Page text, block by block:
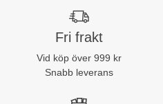
Fri frakt
Vid köp över 999 kr
Snabb leverans